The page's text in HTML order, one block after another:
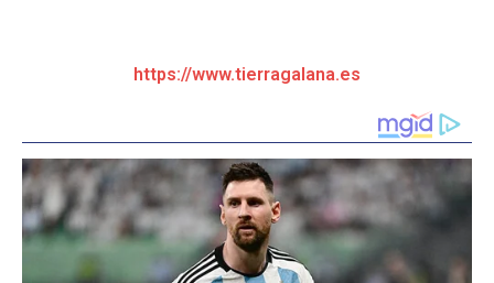
https://www.tierragalana.es